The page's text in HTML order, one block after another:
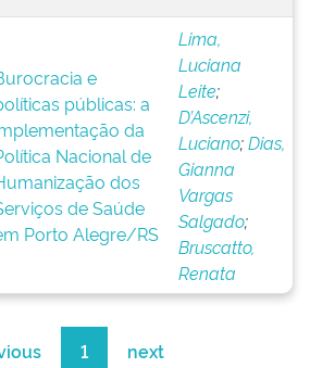
e
públicas: a
da
Nacional de
dos
de Saúde
Porto Alegre/RS
Lima,
Luciana
Leite;
D’Ascenzi,
Luciano;Dias,
Gianna
Vargas
Salgado;
Bruscatto,
Renata
1 next